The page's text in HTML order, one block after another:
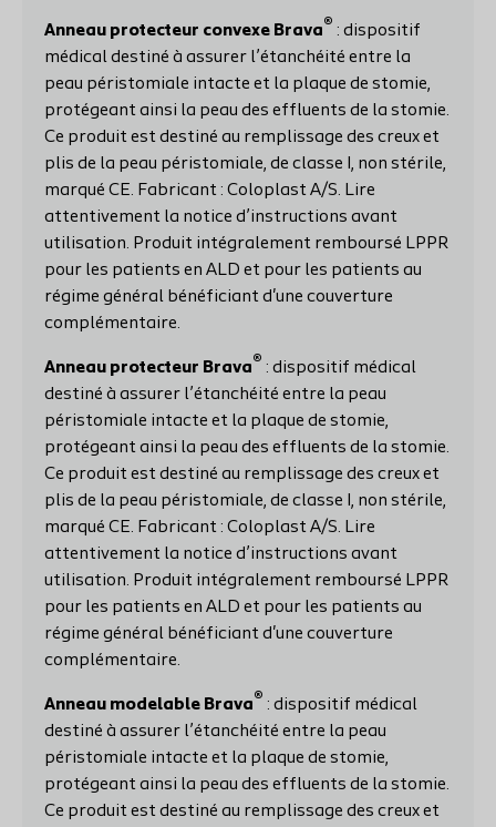
Anneau protecteur convexe Brava® : dispositif
médical destiné à assurer l’étanchéité entre la
peau péristomiale intacte et la plaque de stomie,
protégeant ainsi la peau des effluents de la stomie.
Ce produit est destiné au remplissage des creux et
plis de la peau péristomiale, de classe I, non stérile,
marqué CE. Fabricant : Coloplast A/S. Lire
attentivement la notice d’instructions avant
utilisation. Produit intégralement remboursé LPPR
pour les patients en ALD et pour les patients au
régime général bénéficiant d'une couverture
complémentaire.
Anneau protecteur Brava® : dispositif médical
destiné à assurer l’étanchéité entre la peau
péristomiale intacte et la plaque de stomie,
protégeant ainsi la peau des effluents de la stomie.
Ce produit est destiné au remplissage des creux et
plis de la peau péristomiale, de classe I, non stérile,
marqué CE. Fabricant : Coloplast A/S. Lire
attentivement la notice d’instructions avant
utilisation. Produit intégralement remboursé LPPR
pour les patients en ALD et pour les patients au
régime général bénéficiant d'une couverture
complémentaire.
Anneau modelable Brava® : dispositif médical
destiné à assurer l’étanchéité entre la peau
péristomiale intacte et la plaque de stomie,
protégeant ainsi la peau des effluents de la stomie.
Ce produit est destiné au remplissage des creux et